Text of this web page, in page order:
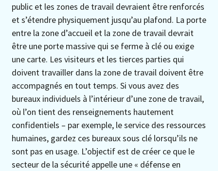
public et les zones de travail devraient être renforcés
et s’étendre physiquement jusqu’au plafond. La porte
entre la zone d’accueil et la zone de travail devrait
être une porte massive qui se ferme à clé ou exige
une carte. Les visiteurs et les tierces parties qui
doivent travailler dans la zone de travail doivent être
accompagnés en tout temps. Si vous avez des
bureaux individuels à l’intérieur d’une zone de travail,
où l’on tient des renseignements hautement
confidentiels – par exemple, le service des ressources
humaines, gardez ces bureaux sous clé lorsqu’ils ne
sont pas en usage. L’objectif est de créer ce que le
secteur de la sécurité appelle une « défense en